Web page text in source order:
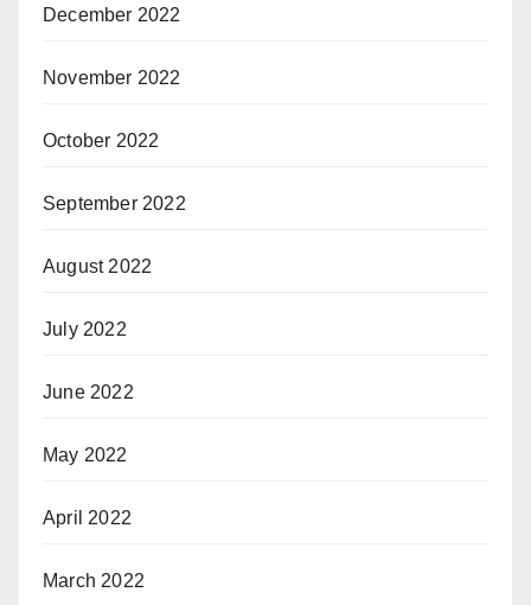
December 2022
November 2022
October 2022
September 2022
August 2022
July 2022
June 2022
May 2022
April 2022
March 2022